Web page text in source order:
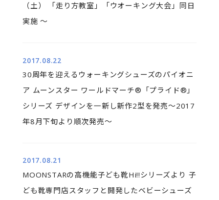
（土） 「走り方教室」「ウオーキング大会」同日
実施 ～
2017.08.22
30周年を迎えるウォーキングシューズのパイオニ
ア ムーンスター ワールドマーチ®「プライド®」
シリーズ デザインを一新し新作2型を発売～2017
年8月下旬より順次発売～
2017.08.21
MOONSTARの高機能子ども靴Hi!!シリーズより 子
ども靴専門店スタッフと開発したベビーシューズ